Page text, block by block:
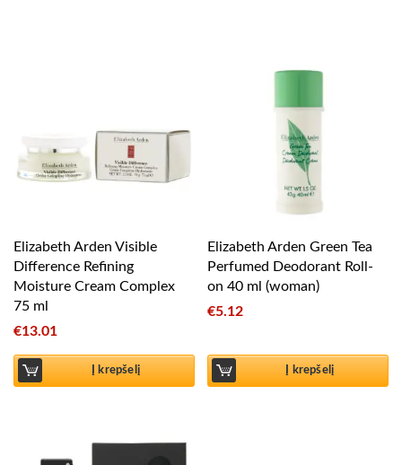
Elizabeth Arden Visible
Difference Refining
Moisture Cream Complex
75 ml
€13.01
Į krepšelį
Elizabeth Arden Green Tea
Perfumed Deodorant Roll-
on 40 ml (woman)
€5.12
Į krepšelį